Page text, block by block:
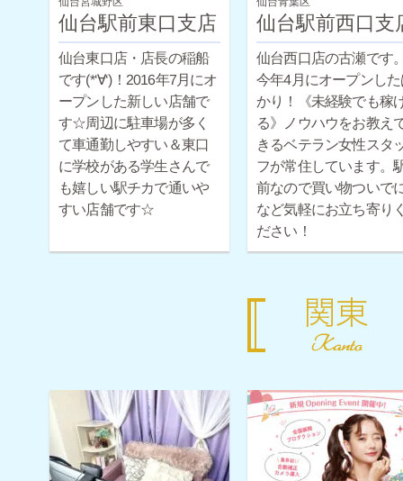
仙台駅前東口支店
仙台東口店・店長の稲船
です(*‘∀‘)！2016年7月にオ
ープンした新しい店舗で
す☆周辺に駐車場が多く
て車通勤しやすい＆東口
に学校がある学生さんで
も嬉しい駅チカで通いや
すい店舗です☆
仙台駅前西口支
仙台西口店の古瀬です
今年4月にオープンし
かり！《未経験でも稼
る》ノウハウをお教え
きるベテラン女性スタ
フが常住しています。
前なので買い物ついで
など気軽にお立ち寄り
ださい！